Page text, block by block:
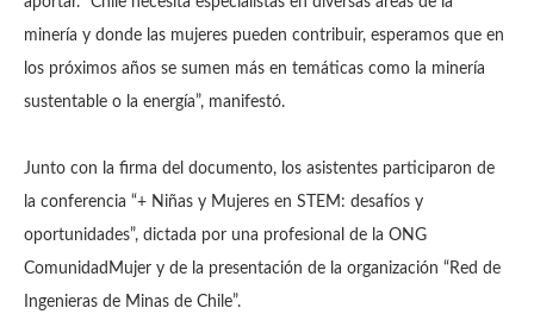
minería y donde las mujeres pueden contribuir, esperamos que en
los próximos años se sumen más en temáticas como la minería
sustentable o la energía”, manifestó.
Junto con la firma del documento, los asistentes participaron de
la conferencia “+ Niñas y Mujeres en STEM: desafíos y
oportunidades”, dictada por una profesional de la ONG
ComunidadMujer y de la presentación de la organización “Red de
Ingenieras de Minas de Chile”.